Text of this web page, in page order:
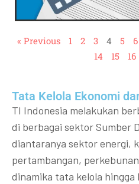
« Previous 1 2 3 4 5 6
14
15 16
Tata Kelola Ekonomi
TI Indonesia melakukan
di berbagai sektor Sumber
diantaranya sektor energi,
pertambangan,
dinamika tata kelola